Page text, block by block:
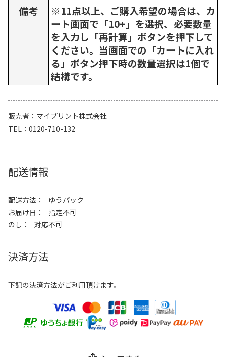
備考
※11点以上、ご購入希望の場合は、カ
ート画面で「10+」を選択、必要数量
を入力し「再計算」ボタンを押下して
ください。当画面での「カートに入れ
る」ボタン押下時の数量選択は1個で
結構です。
販売者
マイプリント株式会社
TEL
0120-710-132
配送情報
配送方法
ゆうパック
お届け日
指定不可
のし
対応不可
決済方法
下記の決済方法がご利用頂けます。